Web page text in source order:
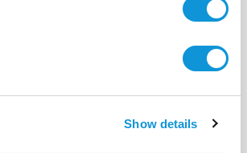
Show details